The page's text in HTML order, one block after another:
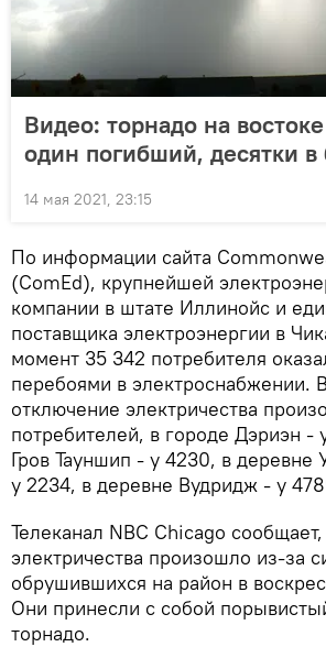
Видео: торнадо на
один погибший, десятки в
14 мая 2021, 23:15
По информации сайта
(ComEd), крупнейшей
компании в штате Иллинойс и
поставщика электроэнергии в
момент 35 342 потребителя
перебоями в электроснабжении.
отключение электричества
потребителей, в городе Дэриэн -
Гров Тауншип - у 4230, в деревне
у 2234, в деревне Вудридж - у
Телеканал NBC Chicago
электричества произошло из-за
обрушившихся на район в
Они принесли с собой
торнадо.